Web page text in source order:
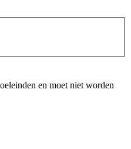
en moet niet worden